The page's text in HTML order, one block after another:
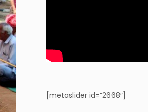
[metaslider id=”2668″]